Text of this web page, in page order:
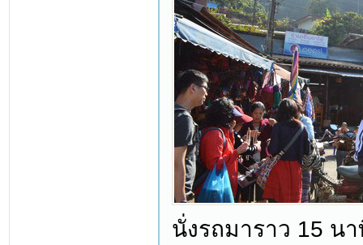
นั่งรถมาราว 15 น